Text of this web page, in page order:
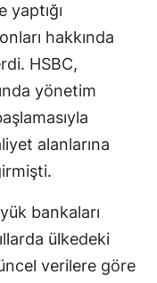
yaptığı
hakkında
HSBC,
yönetim
alanlarına
bankaları
ülkedeki
verilere göre